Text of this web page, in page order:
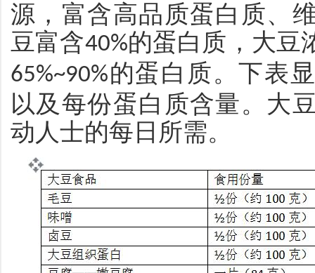
源，富含高品质蛋白质、
豆富含40%的蛋白质，大豆
65%~90%的蛋白质。下表
以及每份蛋白质含量。大
动人士的每日所需。